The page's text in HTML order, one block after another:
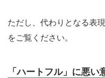
ただし、代わりとなる表
をご覧ください。
「ハートフル」に悪い